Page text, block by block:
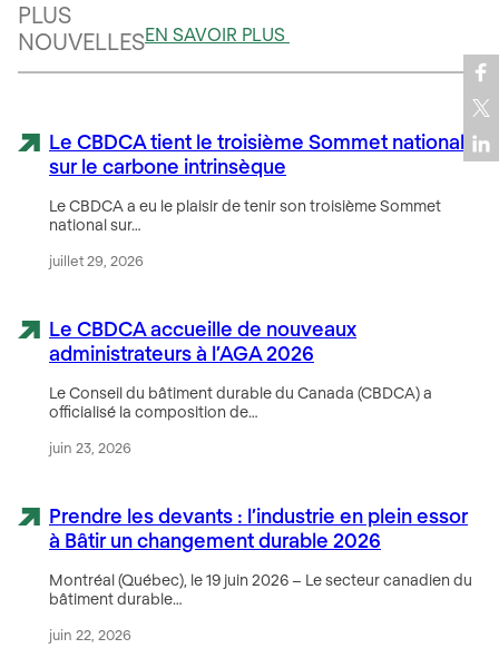
PLUS
NOUVELLESEN SAVOIR PLUS
Le CBDCA tient le troisième Sommet national
sur le carbone intrinsèque
Le CBDCA a eu le plaisir de tenir son troisième Sommet
national sur…
juillet 29, 2026
Le CBDCA accueille de nouveaux
administrateurs à l’AGA 2026
Le Conseil du bâtiment durable du Canada (CBDCA) a
officialisé la composition de…
juin 23, 2026
Prendre les devants : l’industrie en plein essor
à Bâtir un changement durable 2026
Montréal (Québec), le 19 juin 2026 – Le secteur canadien du
bâtiment durable…
juin 22, 2026